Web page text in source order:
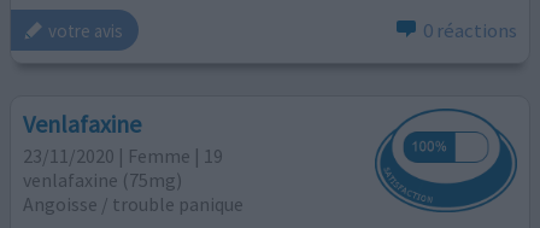
votre avis 0 réactions
Venlafaxine
23/11/2020 | Femme | 19
venlafaxine (75mg)
Angoisse / trouble panique